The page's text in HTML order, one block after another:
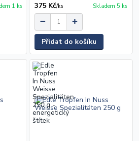
1 ks 375 Kč/ks Skladem 5 ks
Přidat do košíku